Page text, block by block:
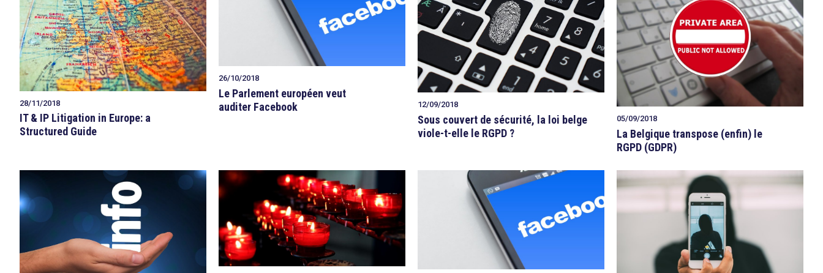
28/11/2018
IT & IP Litigation in Europe: a
Structured Guide
26/10/2018
Le Parlement européen veut
auditer Facebook
12/09/2018
Sous couvert de sécurité, la loi belge
viole-t-elle le RGPD ?
05/09/2018
La Belgique transpose (enfin) le
RGPD (GDPR)